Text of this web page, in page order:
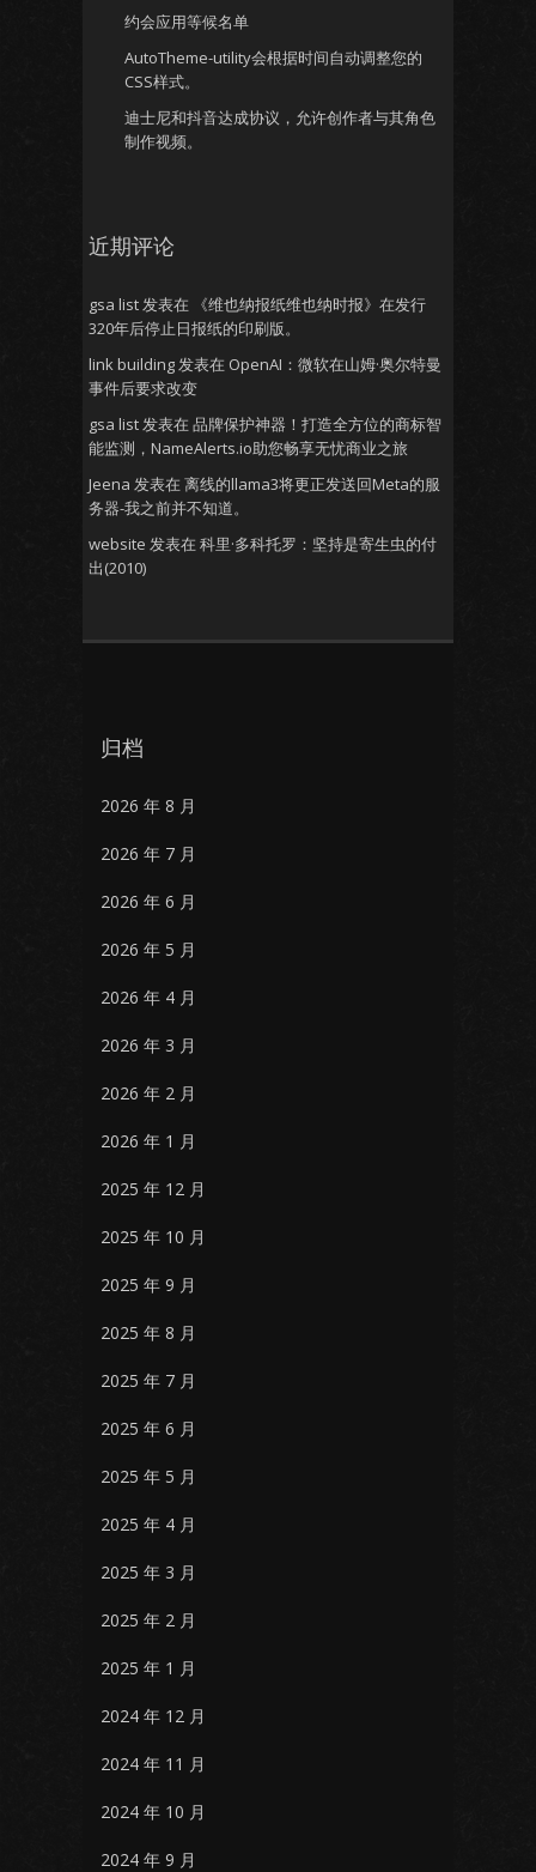
约会应用等候名单
AutoTheme-utility会根据时间自动调整您的
CSS样式。
迪士尼和抖音达成协议，允许创作者与其角色
制作视频。
近期评论
gsa list发表在
《维也纳报纸维也纳时报》在发行
320年后停止日报纸的印刷版。
link building发表在 OpenAI：微软在山姆·奥尔特曼
事件后要求改变
gsa list发表在 品牌保护神器！打造全方位的商标智
能监测，NameAlerts.io助您畅享无忧商业之旅
Jeena 发表在 离线的llama3将更正发送回Meta的服
务器-我之前并不知道。
website 发表在 科里·多科托罗：坚持是寄生虫的付
出(2010)
归档
2026 年 8 月
2026 年 7 月
2026 年 6 月
2026 年 5 月
2026 年 4 月
2026 年 3 月
2026 年 2 月
2026 年 1 月
2025 年 12 月
2025 年 10 月
2025 年 9 月
2025 年 8 月
2025 年 7 月
2025 年 6 月
2025 年 5 月
2025 年 4 月
2025 年 3 月
2025 年 2 月
2025 年 1 月
2024 年 12 月
2024 年 11 月
2024 年 10 月
2024 年 9 月